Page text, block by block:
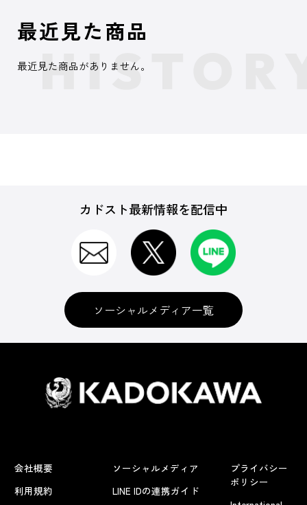
最近見た商品
最近見た商品がありません。
カドスト最新情報を配信中
ソーシャルメディア一覧
会社概要
利用規約
ソーシャルメディア
LINE IDの連携ガイド
プライバシー
ポリシー